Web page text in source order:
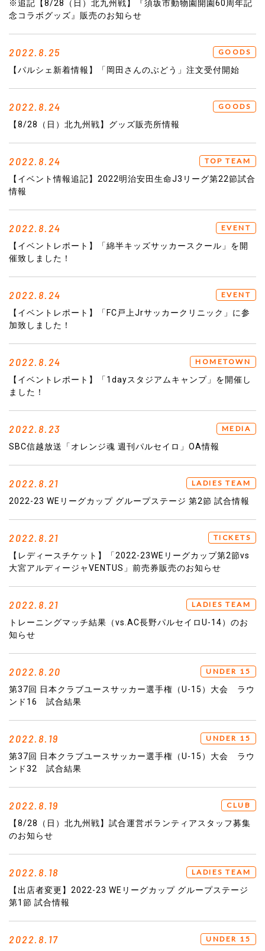
※追記【8/28（日）北九州戦】『須坂市動物園開園60周年記
念コラボグッズ』販売のお知らせ
2022.8.25 GOODS
【パルシェ新着情報】「岡田さんのぶどう」注文受付開始
2022.8.24 GOODS
【8/28（日）北九州戦】グッズ販売所情報
2022.8.24 TOP TEAM
【イベント情報追記】2022明治安田生命J3リーグ第22節試合
情報
2022.8.24 EVENT
【イベントレポート】「綿半キッズサッカースクール」を開
催致しました！
2022.8.24 EVENT
【イベントレポート】「FC戸上Jrサッカークリニック」に参
加致しました！
2022.8.24 HOMETOWN
【イベントレポート】「1dayスタジアムキャンプ」を開催し
ました！
2022.8.23 MEDIA
SBC信越放送「オレンジ魂 週刊パルセイロ」OA情報
2022.8.21 LADIES TEAM
2022-23 WEリーグカップ グループステージ 第2節 試合情報
2022.8.21 TICKETS
【レディースチケット】「2022-23WEリーグカップ第2節vs
大宮アルディージャVENTUS」前売券販売のお知らせ
2022.8.21 LADIES TEAM
トレーニングマッチ結果（vs.AC長野パルセイロU-14）のお
知らせ
2022.8.20 UNDER 15
第37回 日本クラブユースサッカー選手権（U-15）大会 ラウ
ンド16 試合結果
2022.8.19 UNDER 15
第37回 日本クラブユースサッカー選手権（U-15）大会 ラウ
ンド32 試合結果
2022.8.19 CLUB
【8/28（日）北九州戦】試合運営ボランティアスタッフ募集
のお知らせ
2022.8.18 LADIES TEAM
【出店者変更】2022-23 WEリーグカップ グループステージ
第1節 試合情報
2022.8.17 UNDER 15